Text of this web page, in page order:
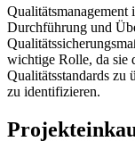
Qualitätsmanagement
Durchführung und
wichtige Rolle, da sie
Qualitätsstandards zu
zu identifizieren.